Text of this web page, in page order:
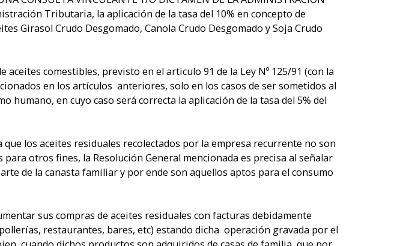
Tributaria, la aplicación de la tasa del 10% en concepto de
Girasol Crudo Desgomado, Canola Crudo Desgomado y Soja Crudo
aceites comestibles, previsto en el articulo 91 de la Ley Nº 125/91 (con la
en los artículos anteriores, solo en los casos de ser sometidos al
en cuyo caso será correcta la aplicación de la tasa del 5% del
los aceites residuales recolectados por la empresa recurrente no son
otros fines, la Resolución General mencionada es precisa al señalar
de la canasta familiar y por ende son aquellos aptos para el consumo
sus compras de aceites residuales con facturas debidamente
restaurantes, bares, etc) estando dicha operación gravada por el